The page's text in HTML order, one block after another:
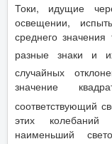
Токи, идущие
освещении,
среднего значения
разные знаки и
случайных
значение
соответствующий
этих
наименьший